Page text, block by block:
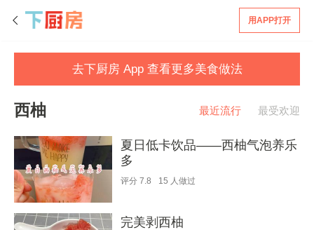
用APP打开
去下厨房 App 查看更多美食做法
西柚 最近流行 最受欢迎
夏日低卡饮品——西柚气泡养乐
多
评分 7.8 15 人做过
完美剥西柚